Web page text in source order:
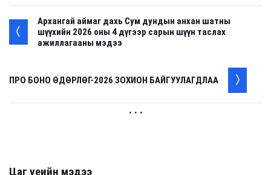
Архангай аймаг дахь Сум дундын анхан шатны
шүүхийн 2026 оны 4 дүгээр сарын шүүн таслах
ажиллагааны мэдээ
ПРО БОНО ӨДӨРЛӨГ-2026 ЗОХИОН БАЙГУУЛАГДЛАА
. . .
Цаг үеийн мэдээ